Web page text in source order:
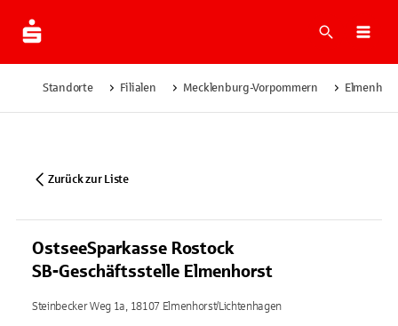
Suche
Standorte Filialen Mecklenburg-Vorpommern
Zurück zur Liste
OstseeSparkasse Rostock
SB-Geschäftsstelle Elmenhorst
Steinbecker Weg 1a, 18107 Elmenhorst/Lichtenhagen